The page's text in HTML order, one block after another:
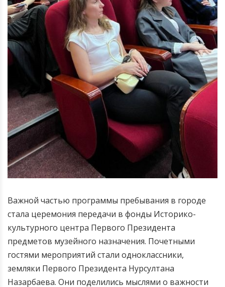
Важной частью программы пребывания в городе
стала церемония передачи в фонды Историко-
культурного центра Первого Президента
предметов музейного назначения. Почетными
гостями мероприятий стали одноклассники,
земляки Первого Президента Нурсултана
Назарбаева. Они поделились мыслями о важности